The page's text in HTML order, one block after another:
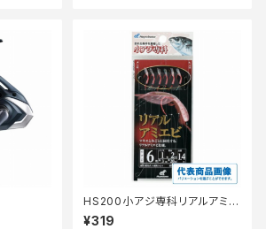
HS200小アジ専科リアルアミエ
ビ3号 【継続セール_仕掛】
¥319